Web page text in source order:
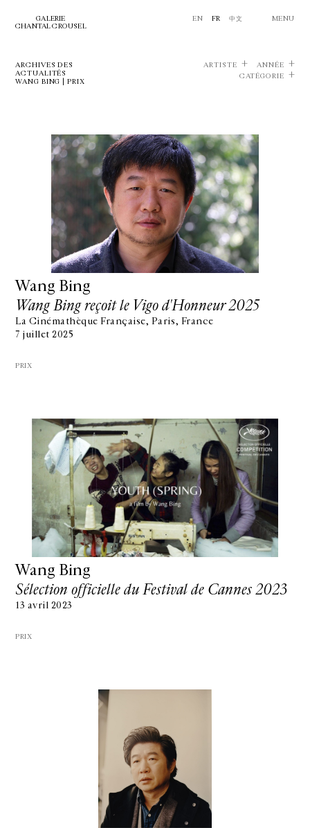
GALERIE
CHANTAL CROUSEL
EN FR 中文 MENU
ARCHIVES DES
ACTUALITÉS
WANG BING | PRIX
ARTISTE
ANNÉE
CATÉGORIE
Wang Bing
Wang Bing reçoit le Vigo d'Honneur 2025
La Cinémathèque Française, Paris, France
7 juillet 2025
PRIX
Wang Bing
Sélection officielle du Festival de Cannes 2023
13 avril 2023
PRIX